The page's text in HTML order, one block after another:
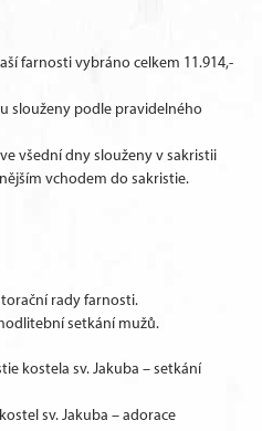
farnosti vybráno celkem 11.914,-
slouženy podle pravidelného
všední dny slouženy v sakristii
vchodem do sakristie.
rady farnosti.
setkání mužů.
kostela sv. Jakuba – setkání
sv. Jakuba – adorace